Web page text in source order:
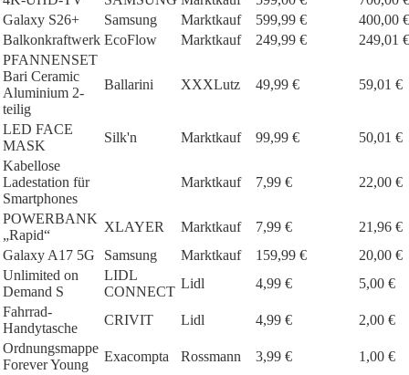
Galaxy S26+
Samsung Marktkauf 599,99 €
400,00 €
Balkonkraftwerk EcoFlow Marktkauf 249,99 €
249,01 €
PFANNENSET
Bari Ceramic
Aluminium 2-
teilig
Ballarini XXXLutz 49,99 € 59,01 €
LED FACE
MASK
Silk'n Marktkauf 99,99 €
50,01 €
Kabellose
Ladestation für
Smartphones
Marktkauf 7,99 € 22,00 €
POWERBANK
„Rapid“
XLAYER Marktkauf 7,99 €
21,96 €
Galaxy A17 5G
Samsung Marktkauf 159,99 €
20,00 €
Unlimited on
Demand S
LIDL
CONNECT
Lidl 4,99 €
5,00 €
Fahrrad-
Handytasche
CRIVIT Lidl 4,99 €
2,00 €
Ordnungsmappe
Forever Young
Exacompta Rossmann 3,99 €
1,00 €